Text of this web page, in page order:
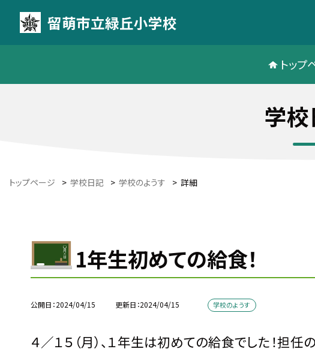
留萌市立緑丘小学校
トップ
学
トップページ > 学校日記 > 学校のようす > 詳細
1年生初めての給食！
公開日 2024/04/15 更新日 2024/04/15 学校のようす
４／１５（月）、１年生は初めての給食でした！担